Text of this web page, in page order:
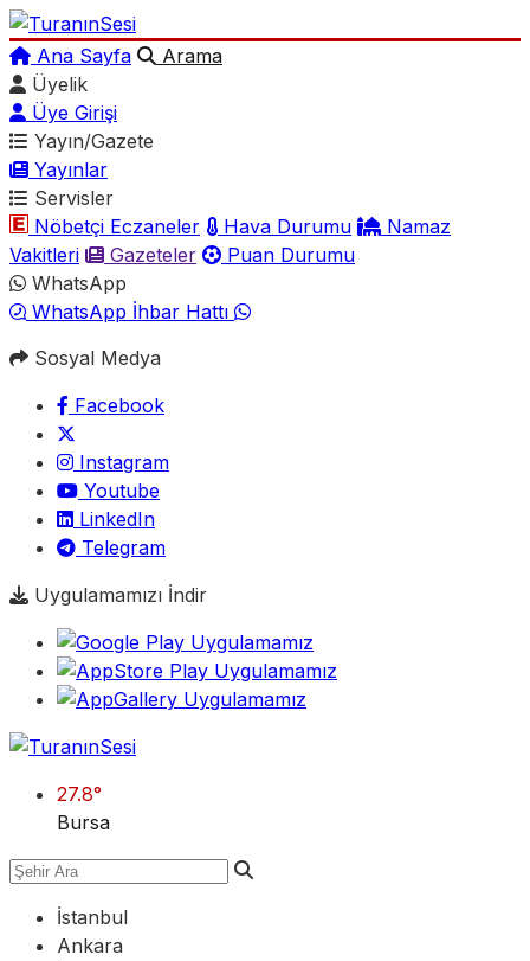
Ana Sayfa
Arama
Üyelik
Üye Girişi
Yayın/Gazete
Yayınlar
Servisler
Nöbetçi Eczaneler
Hava Durumu
Namaz
Vakitleri
Gazeteler
Puan Durumu
WhatsApp
WhatsApp İhbar Hattı
Sosyal Medya
Facebook
Instagram
Youtube
LinkedIn
Telegram
Uygulamamızı İndir
27.8°
Bursa
İstanbul
Ankara